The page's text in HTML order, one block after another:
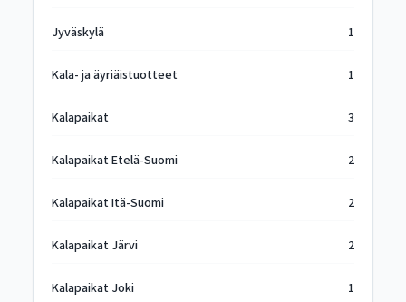
Jyväskylä 1
Kala- ja äyriäistuotteet 1
Kalapaikat 3
Kalapaikat Etelä-Suomi 2
Kalapaikat Itä-Suomi 2
Kalapaikat Järvi 2
Kalapaikat Joki 1